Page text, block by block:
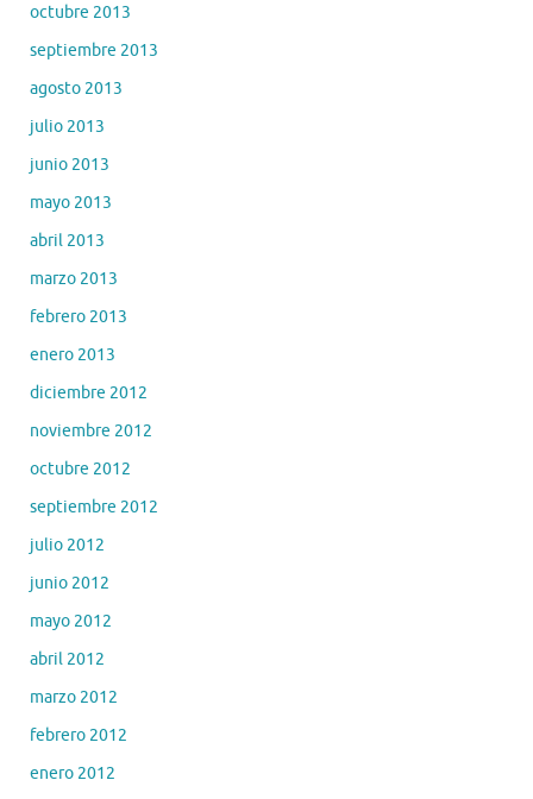
octubre 2013
septiembre 2013
agosto 2013
julio 2013
junio 2013
mayo 2013
abril 2013
marzo 2013
febrero 2013
enero 2013
diciembre 2012
noviembre 2012
octubre 2012
septiembre 2012
julio 2012
junio 2012
mayo 2012
abril 2012
marzo 2012
febrero 2012
enero 2012